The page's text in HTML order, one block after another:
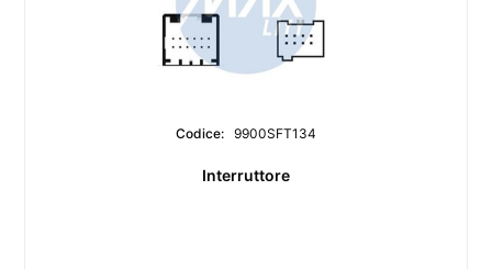
Codice: 9900SFT134
Interruttore